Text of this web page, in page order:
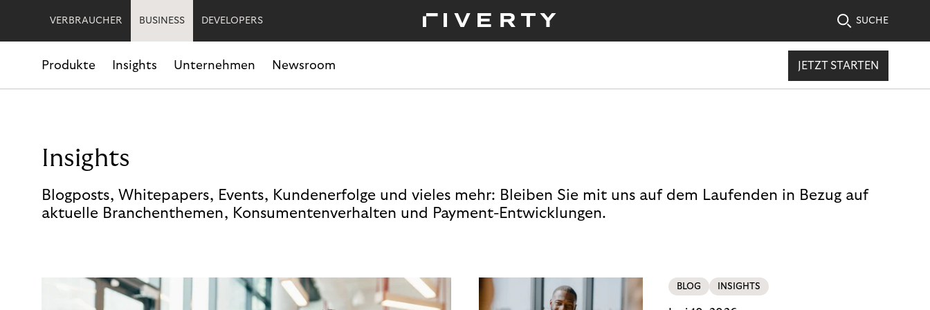
VERBRAUCHER BUSINESS DEVELOPERS SUCHE
Produkte Insights Unternehmen Newsroom JETZT STARTEN
Insights
Blogposts, Whitepapers, Events, Kundenerfolge und vieles mehr: Bleiben Sie mit uns auf dem Laufenden in Bezug auf
aktuelle Branchenthemen, Konsumentenverhalten und Payment-Entwicklungen.
BLOG INSIGHTS